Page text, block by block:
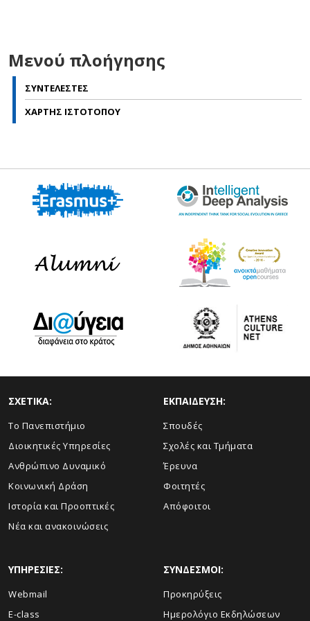
Μενού πλοήγησης
ΣΥΝΤΕΛΕΣΤΕΣ
ΧΑΡΤΗΣ ΙΣΤΟΤΟΠΟΥ
ΣΧΕΤΙΚΑ:
Το Πανεπιστήμιο
Διοικητικές Υπηρεσίες
Ανθρώπινο Δυναμικό
Κοινωνική Δράση
Ιστορία και Προοπτικές
Νέα και ανακοινώσεις
ΕΚΠΑΙΔΕΥΣΗ:
Σπουδές
Σχολές και Τμήματα
Έρευνα
Φοιτητές
Απόφοιτοι
ΥΠΗΡΕΣΙΕΣ:
Webmail
E-class
ΣΥΝΔΕΣΜΟΙ:
Προκηρύξεις
Ημερολόγιο Εκδηλώσεων